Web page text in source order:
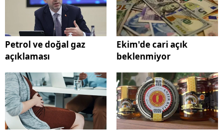
Petrol ve doğal gaz
açıklaması
Ekim'de cari açık
beklenmiyor